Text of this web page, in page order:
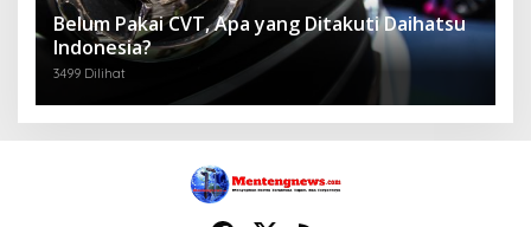
Belum Pakai CVT, Apa yang Ditakuti Daihatsu
Indonesia?
3499 Dilihat